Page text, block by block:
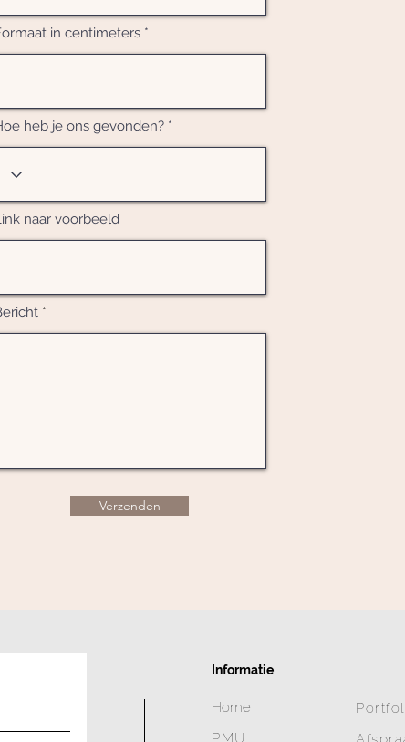
in centimeters
heb je ons gevonden?
naar voorbeeld
Verzenden
Informatie
Home
PMU